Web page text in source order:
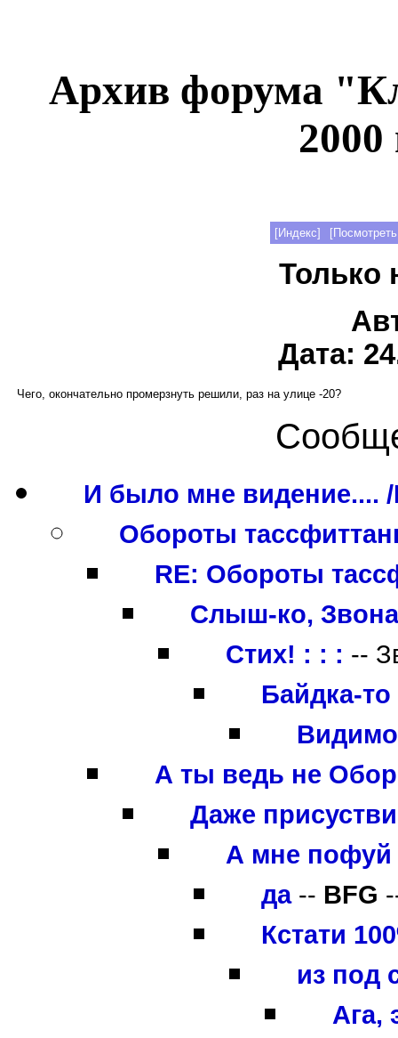
Архив форума
2000
[Индекс]
Только
Дата:
Чего, окончательно промерзнуть решили, раз на улице -20?
И было мне видение....
Обороты
RE: Обороты
Слыш-ко,
Стих! : : : --
Байдка-
А ты ведь не
Даже
А мне пофуй
да-- BFG
Кстати
из под
Ага,